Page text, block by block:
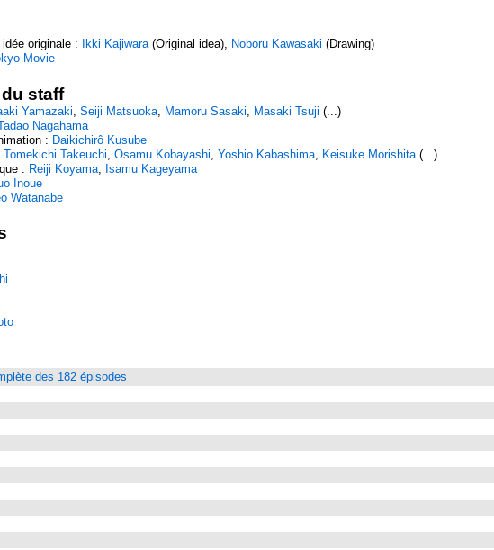
originale : Ikki Kajiwara(Original idea), Noboru Kawasaki (Drawing)
Movie
staff
Yamazaki Seiji Matsuoka, Mamoru Sasaki Masaki Tsuji (...)
Nagahama
: Daikichirô Kusube
Tomekichi Takeuchi Osamu Kobayashi Yoshio Kabashima, Keisuke Morishita(...)
: Reiji Koyama, Isamu Kageyama
Inoue
Watanabe
des 182 épisodes